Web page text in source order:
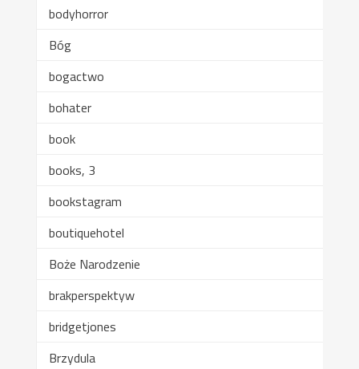
bodyhorror
Bóg
bogactwo
bohater
book
books, 3
bookstagram
boutiquehotel
Boże Narodzenie
brakperspektyw
bridgetjones
Brzydula